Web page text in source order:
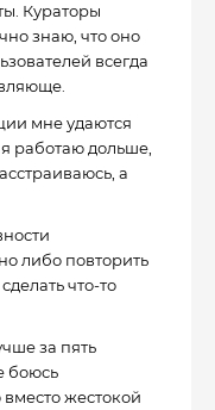
Кураторы
знаю, что оно
всегда
мне удаются
работаю дольше,
а
либо повторить
что-то
за пять
боюсь
вместо жестокой